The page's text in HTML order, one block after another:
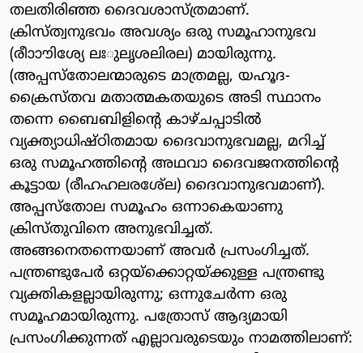
തലതിരിഞ്ഞ ദൈവശാസ്ത്രമാണ്.
ക്രിസ്ത്വനുഭവം അവശ്യം ഒരു സമൂഹാനുഭവ
(രീാാൗിശ്യേ ലഃുലൃശലിരല) മായിരുന്നു.
(അപ്പസ്‌തോലന്മാരുടെ മാത്രമല്ല, യഹൂദ-
ക്രൈസ്തവ മതാത്മകതയുടെ അടി സ്ഥാനം
തന്നെ ബൈബിളിന്റെ കാഴ്ചപ്പാടില്‍
വ്യക്ത്യാധിഷ്ഠിതമായ ദൈവാനുഭവമല്ല, മറിച്ച്
ഒരു സമൂഹത്തിന്റെ അഥവാ ദൈവജനത്തിന്റെ
കൂട്ടായ (രീഹഹലരശേ്‌ല) ദൈവാനുഭവമാണ്).
അപ്പസ്‌തോല സമൂഹം ഒന്നാകെയാണു
ക്രിസ്തുവിനെ അനുഭവിച്ചത്.
അങ്ങനെതന്നെയാണ് അവര്‍ പ്രസംഗിച്ചത്.
പന്ത്രണ്ടുപേര്‍ ഒറ്റയ്‌ക്കൊറ്റയ്ക്കുള്ള പന്ത്രണ്ടു
വ്യക്തികളല്ലായിരുന്നു; ഒന്നുചേര്‍ന്ന ഒരു
സമൂഹമായിരുന്നു. പത്രോസ് ആദ്യമായി
പ്രസംഗിക്കുന്നത് എല്ലാവരുടെയും നാമത്തിലാണ്: